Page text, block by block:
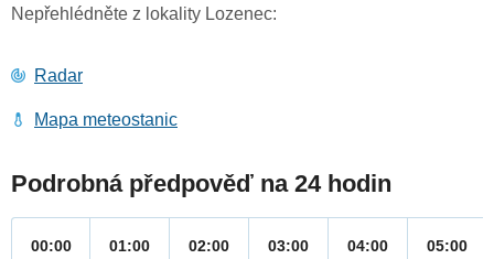
Nepřehlédněte z lokality Lozenec:
Radar
Mapa meteostanic
Podrobná předpověď na 24 hodin
00:00 01:00 02:00 03:00 04:00 05:00